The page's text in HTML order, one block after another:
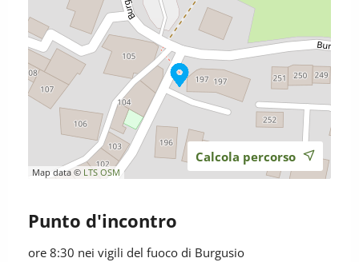
Map data © LTS OSM
Calcola percorso
Punto d'incontro
ore 8:30 nei vigili del fuoco di Burgusio